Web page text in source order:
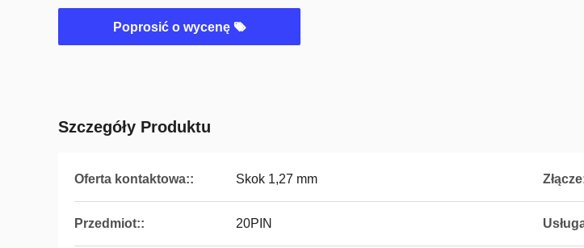
Poprosić o wycenę
Szczegóły Produktu
Oferta kontaktowa:: Skok 1,27 mm
Przedmiot:: 20PIN